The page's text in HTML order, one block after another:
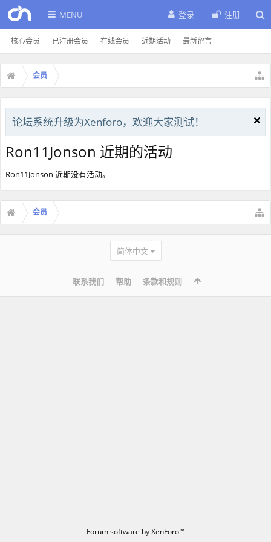
MENU
核心会员 已注册会员 在线会员 近期活动 最新留言
登录 注册
会员
论坛系统升级为Xenforo，欢迎大家测试！
Ron11Jonson 近期的活动
Ron11Jonson 近期没有活动。
会员
简体中文
联系我们 帮助 条款和规则
Forum software by XenForo™